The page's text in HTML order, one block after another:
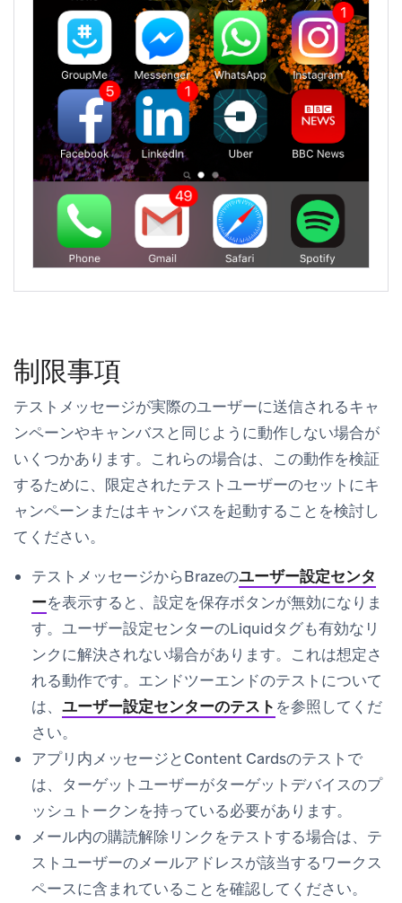
制限事項
テストメッセージが実際のユーザーに送信されるキャ
ンペーンやキャンバスと同じように動作しない場合が
いくつかあります。これらの場合は、この動作を検証
するために、限定されたテストユーザーのセットにキ
ャンペーンまたはキャンバスを起動することを検討し
てください。
テストメッセージからBrazeのユーザー設定センタ
ーを表示すると、 設定を保存ボタンが無効になりま
す。ユーザー設定センターのLiquidタグも有効なリ
ンクに解決されない場合があります。これは想定さ
れる動作です。エンドツーエンドのテストについて
は、 ユーザー設定センターのテスト を参照してくだ
さい。
アプリ内メッセージとContent Cardsのテストで
は、ターゲットユーザーがターゲットデバイスのプ
ッシュトークンを持っている必要があります。
メール内の購読解除リンクをテストする場合は、テ
ストユーザーのメールアドレスが該当するワークス
ペースに含まれていることを確認してください。